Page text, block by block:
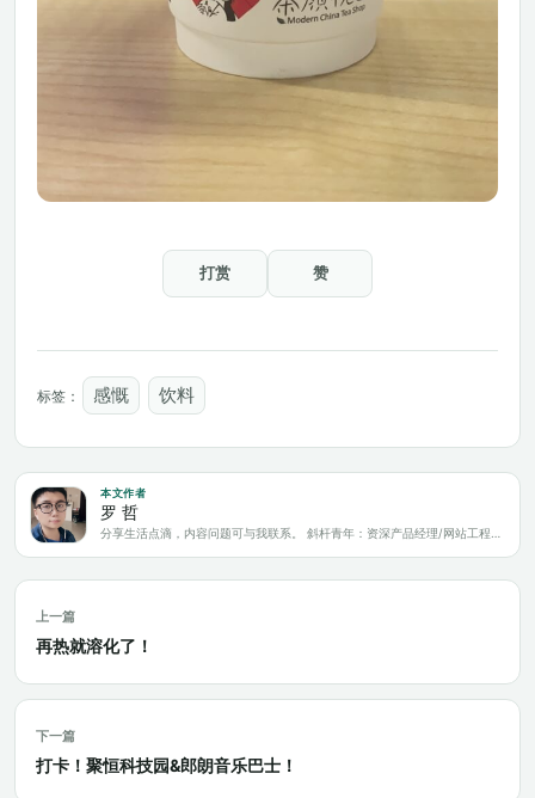
打赏 赞
标签： 感慨 饮料
本文作者
罗 哲
上一篇
再热就溶化了！
下一篇
打卡！聚恒科技园&郎朗音乐巴士！